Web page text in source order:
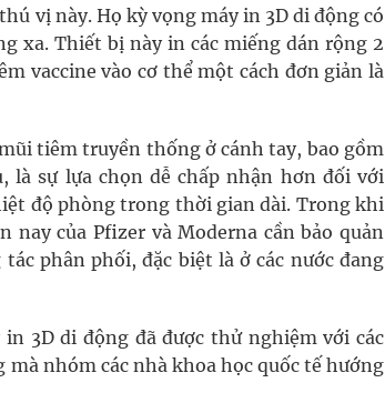
vị này. Họ kỳ vọng máy in 3D di động có
xa. Thiết bị này in các miếng dán rộng 2
vaccine vào cơ thể một cách đơn giản là
tiêm truyền thống ở cánh tay, bao gồm
là sự lựa chọn dễ chấp nhận hơn đối với
độ phòng trong thời gian dài. Trong khi
nay của Pfizer và Moderna cần bảo quản
phân phối, đặc biệt là ở các nước đang
3D di động đã được thử nghiệm với các
nhóm các nhà khoa học quốc tế hướng